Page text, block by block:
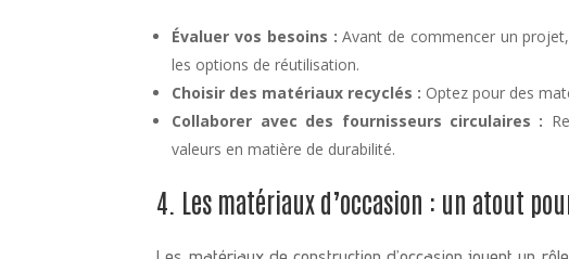
Évaluer vos besoins : Avant de commencer un
les options de réutilisation.
Choisir des matériaux recyclés : Optez pour des
Collaborer avec des fournisseurs circulaires :
valeurs en matière de durabilité.
4. Les matériaux d’occasion : un atout